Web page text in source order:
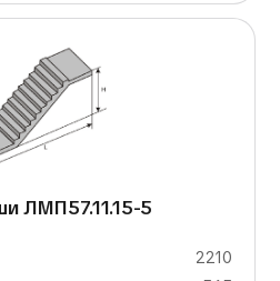
ЛМП57.11.15-5
2210